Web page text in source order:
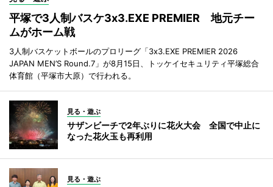
平塚で3人制バスケ3x3.EXE PREMIER 地元チー
ムがホーム戦
3人制バスケットボールのプロリーグ「3x3.EXE PREMIER 2026
JAPAN MEN’S Round.7」が8月15日、トッケイセキュリティ平塚総合
体育館（平塚市大原）で行われる。
見る・遊ぶ
サザンビーチで2年ぶりに花火大会 全国で中止に
なった花火玉も再利用
見る・遊ぶ